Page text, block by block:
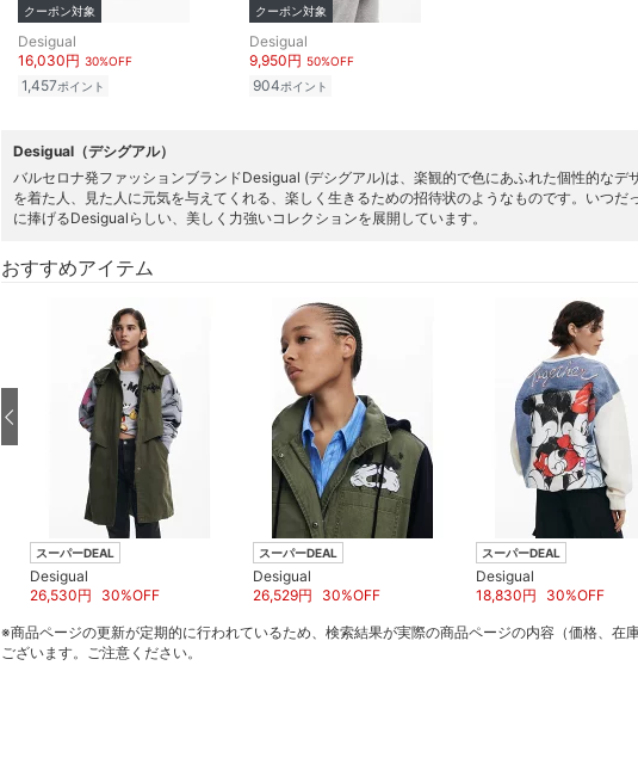
クーポン対象
Desigual
16,030円 30%OFF
1,457ポイント
クーポン対象
Desigual
9,950円 50%OFF
904ポイント
Desigual（デシグアル）
バルセロナ発ファッションブランドDesigual (デシグアル)は、楽観的で色にあふれた個性的なデ
を着た人、見た人に元気を与えてくれる、楽しく生きるための招待状のようなものです。いつだ
に捧げるDesigualらしい、美しく力強いコレクションを展開しています。
おすすめアイテム
スーパーDEAL
Desigual
26,530円 30%OFF
スーパーDEAL
Desigual
26,529円 30%OFF
スーパーDEAL
Desigual
18,830円 30%OFF
※商品ページの更新が定期的に行われているため、検索結果が実際の商品ページの内容（価格、在
ございます。ご注意ください。